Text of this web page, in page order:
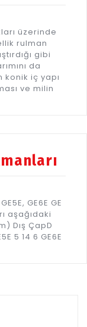
üzerinde
rulman
gibi
da
iç yapı
ve milin
GE6E GE
aşağıdaki
Dış ÇapD
5 14 6 GE6E